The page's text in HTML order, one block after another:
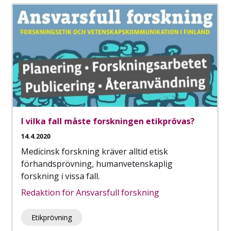
I vilka fall måste forskningen etikprövas?
14.4.2020
Medicinsk forskning kräver alltid etisk
förhandsprövning, humanvetenskaplig
forskning i vissa fall.
Redaktion för Ansvarsfull forskning
Etikprövning